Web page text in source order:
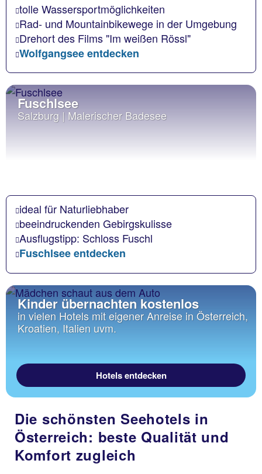
tolle Wassersportmöglichkeiten
Rad- und Mountainbikewege in der Umgebung
Drehort des Films "Im weißen Rössl"
Wolfgangsee entdecken
Fuschlsee
Salzburg | Malerischer Badesee
ideal für Naturliebhaber
beeindruckenden Gebirgskulisse
Ausflugstipp: Schloss Fuschl
Fuschlsee entdecken
Kinder übernachten kostenlos
in vielen Hotels mit eigener Anreise in Österreich,
Kroatien, Italien uvm.
Hotels entdecken
Die schönsten Seehotels in
Österreich: beste Qualität und
Komfort zugleich